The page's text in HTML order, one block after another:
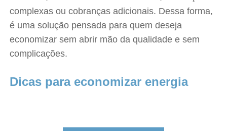
complexas ou cobranças adicionais. Dessa forma,
é uma solução pensada para quem deseja
economizar sem abrir mão da qualidade e sem
complicações.
Dicas para economizar energia